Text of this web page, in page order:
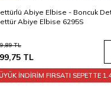
- Boncuk Detaylı Siyah
SEPETTE1.499,75 TL